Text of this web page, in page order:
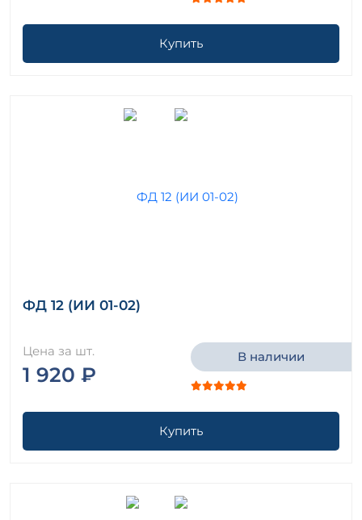
Купить
ФД 12 (ИИ 01-02)
Цена за шт.
1 920 ₽
В наличии
Купить